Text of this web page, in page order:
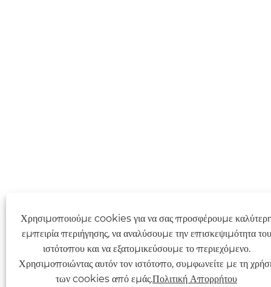
Χρησιμοποιούμε cookies για να σας προσφέρουμε
εμπειρία περιήγησης, να αναλύσουμε την επισκεψιμότητα του
ιστότοπου και να εξατομικεύσουμε το περιεχόμενο.
Χρησιμοποιώντας αυτόν τον ιστότοπο, συμφωνείτε με τη
των cookies από εμάς.Πολιτική Απορρήτου